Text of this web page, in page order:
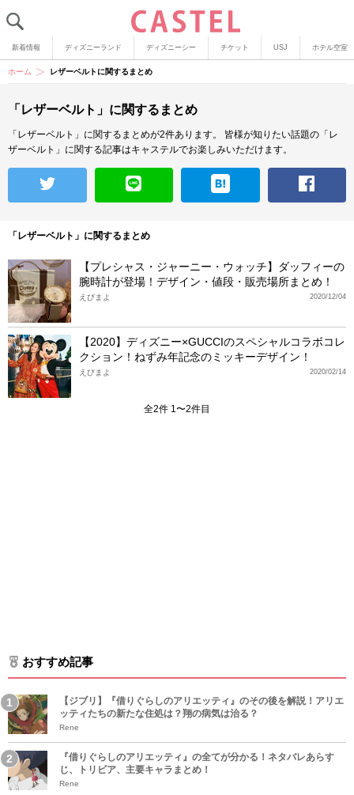
新着情報 ディズニーランド ディズニーシー チケット USJ ホテル空室
ホーム レザーベルトに関するまとめ
「レザーベルト」に関するまとめ
「レザーベルト」に関するまとめが2件あります。
皆様が知りたい話題の「レ
ザーベルト」に関する記事はキャステルでお楽しみいただけます。
「レザーベルト」に関するまとめ
【プレシャス・ジャーニー・ウォッチ】ダッフィーの
腕時計が登場！デザイン・値段・販売場所まとめ！
2020/12/04
えびまよ
【2020】ディズニー×GUCCIのスペシャルコラボコレ
クション！ねずみ年記念のミッキーデザイン！
2020/02/14
えびまよ
全2件 1〜2件目
おすすめ記事
【ジブリ】『借りぐらしのアリエッティ』のその後を解説！アリエ
ッティたちの新たな住処は？翔の病気は治る？
Rene
『借りぐらしのアリエッティ』の全てが分かる！ネタバレあらす
じ、トリビア、主要キャラまとめ！
Rene